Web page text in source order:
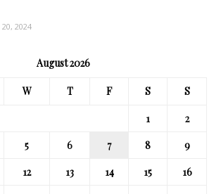
2024
August 2026
W T F S S
1
2
5 6 7 8
9
12 13 14 15
16